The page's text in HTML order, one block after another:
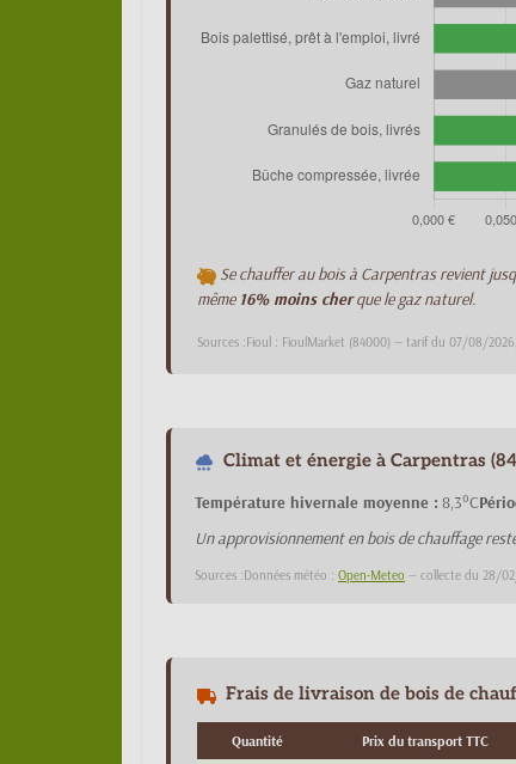
Se chauffer au bois à Carpentras revient
même 16% moins cherque le gaz naturel.
Sources :Fioul : FioulMarket (84000) — tarif du 07/08/
Climat et énergie à Carpentras
Température hivernale moyenne : 8,3°C
Un approvisionnement en bois de chauffage
Sources :Données météo : Open-Meteo — collecte du 28/
Frais de livraison de bois de
Quantité Prix du transport TTC